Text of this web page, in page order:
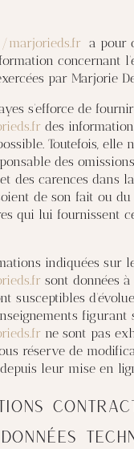
marjorieds.fra pour
concernant
par Marjorie
s’efforce de
des
Toutefois, elle
des
des carences dans
de son fait ou
qui lui fournissent
indiquées sur
sont données
susceptibles
figurant
ne sont pas
réserve de
leur mise en